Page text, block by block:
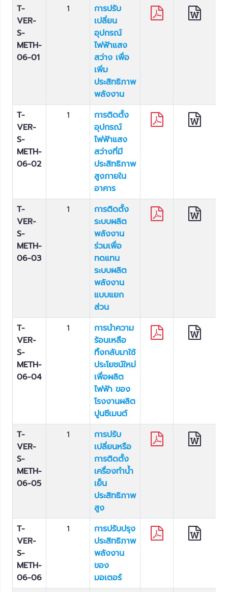
T-
VER-
S-
METH-
06-01
1
การปรับ
เปลี่ยน
อุปกรณ์
ไฟฟ้าแสง
สว่าง เพื่อ
เพิ่ม
ประสิทธิภาพ
พลังงาน
T-
VER-
S-
METH-
06-02
1
การติดตั้ง
อุปกรณ์
ไฟฟ้าแสง
สว่างที่มี
ประสิทธิภาพ
สูงภายใน
อาคาร
T-
VER-
S-
METH-
06-03
1
การติดตั้ง
ระบบผลิต
พลังงาน
ร่วมเพื่อ
ทดแทน
ระบบผลิต
พลังงาน
แบบแยก
ส่วน
T-
VER-
S-
METH-
06-04
1
การนำความ
ร้อนเหลือ
ทิ้งกลับมาใช้
ประโยชน์ใหม่
เพื่อผลิต
ไฟฟ้า ของ
โรงงานผลิต
ปูนซีเมนต์
T-
VER-
S-
METH-
06-05
1
การปรับ
เปลี่ยนหรือ
การติดตั้ง
เครื่องทำน้ำ
เย็น
ประสิทธิภาพ
สูง
T-
VER-
S-
METH-
06-06
1
การปรับปรุง
ประสิทธิภาพ
พลังงาน
ของ
มอเตอร์